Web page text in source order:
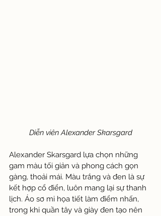
Diễn viên Alexander Skarsgard
Alexander Skarsgard lựa chọn những
gam màu tối giản và phong cách gọn
gàng, thoải mái. Màu trắng và đen là sự
kết hợp cổ điển, luôn mang lại sự thanh
lịch. Áo sơ mi họa tiết làm điểm nhấn,
trong khi quần tây và giày đen tạo nên